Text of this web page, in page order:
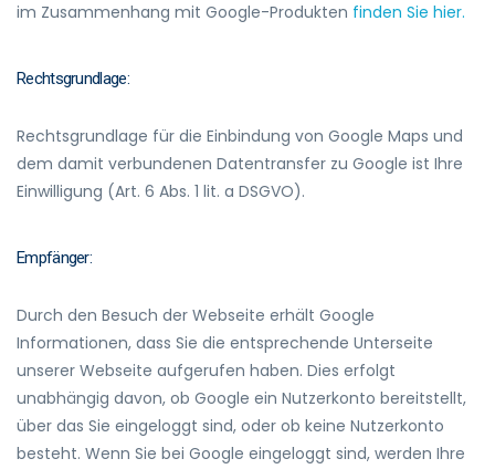
im Zusammenhang mit Google-Produkten finden Sie hier.
Rechtsgrundlage:
Rechtsgrundlage für die Einbindung von Google Maps und
dem damit verbundenen Datentransfer zu Google ist Ihre
Einwilligung (Art. 6 Abs. 1 lit. a DSGVO).
Empfänger:
Durch den Besuch der Webseite erhält Google
Informationen, dass Sie die entsprechende Unterseite
unserer Webseite aufgerufen haben. Dies erfolgt
unabhängig davon, ob Google ein Nutzerkonto bereitstellt,
über das Sie eingeloggt sind, oder ob keine Nutzerkonto
besteht. Wenn Sie bei Google eingeloggt sind, werden Ihre